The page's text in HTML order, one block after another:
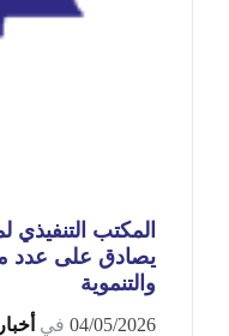
المكتب
يصادق على عدد
والتنموية
04/05/2026 في